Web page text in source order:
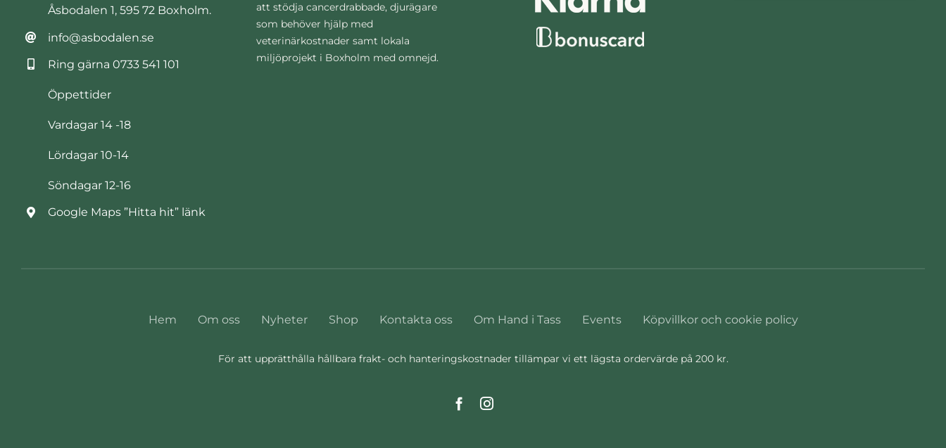
Åsbodalen 1, 595 72 Boxholm.
info@asbodalen.se
Ring gärna 0733 541 101
Öppettider
Vardagar 14 -18
Lördagar 10-14
Söndagar 12-16
Google Maps ”Hitta hit” länk
att stödja cancerdrabbade, djurägare
som behöver hjälp med
veterinärkostnader samt lokala
miljöprojekt i Boxholm med omnejd.
Hem Om oss Nyheter Shop Kontakta oss Om Hand i Tass Events Köpvillkor och cookie policy
För att upprätthålla hållbara frakt- och hanteringskostnader tillämpar vi ett lägsta ordervärde på 200 kr.